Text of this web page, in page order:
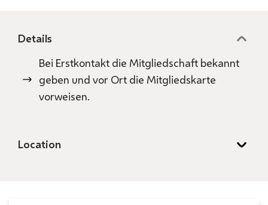
Details
Bei Erstkontakt die Mitgliedschaft bekannt
geben und vor Ort die Mitgliedskarte
vorweisen.
Location